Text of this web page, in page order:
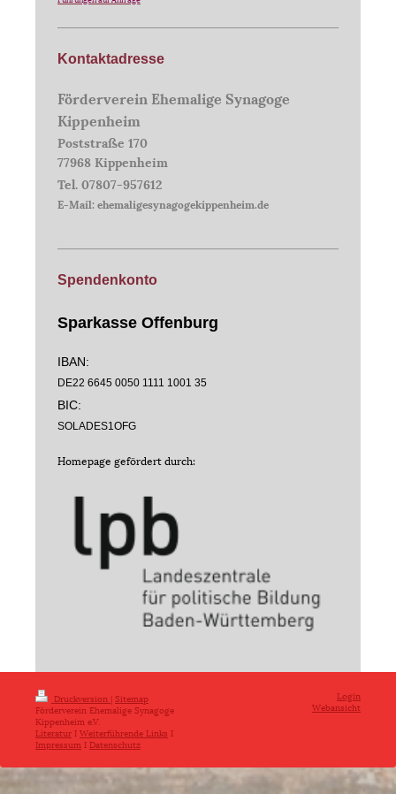
Kontaktadresse
Förderverein Ehemalige Synagoge
Kippenheim
Poststraße 170
77968 Kippenheim
Tel. 07807-957612
E-Mail: ehemaligesynagogekippenheim.de
Spendenkonto
Sparkasse Offenburg
IBAN:
DE22 6645 0050 1111 1001 35
BIC:
SOLADES1OFG
Homepage gefördert durch:
Druckversion | Sitemap
Förderverein Ehemalige Synagoge
Kippenheim e.V.
Literatur I Weiterführende Links I
Impressum I Datenschutz
Login
Webansicht